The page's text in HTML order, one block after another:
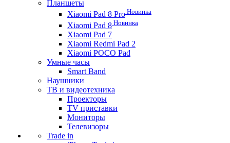
Планшеты
Xiaomi Pad 8 Pro Новинка
Xiaomi Pad 8 Новинка
Xiaomi Pad 7
Xiaomi Redmi Pad 2
Xiaomi POCO Pad
Умные часы
Smart Band
Наушники
ТВ и видеотехника
Проекторы
TV приставки
Мониторы
Телевизоры
Trade in